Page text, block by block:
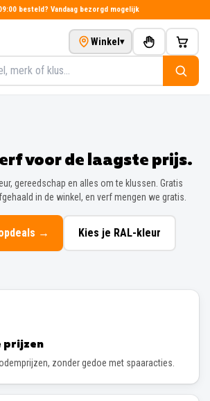
besteld? Vandaag bezorgd mogelijk
Winkel ▾
voor de laagste prijs.
gereedschap en alles om te klussen. Gratis
in de winkel, en verf mengen we gratis.
→ Kies je RAL-kleur
prijzen
zonder gedoe met spaaracties.